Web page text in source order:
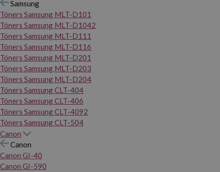
Samsung
Tóners Samsung MLT-D101
Tóners Samsung MLT-D1042
Tóners Samsung MLT-D111
Tóners Samsung MLT-D116
Tóners Samsung MLT-D201
Tóners Samsung MLT-D203
Tóners Samsung MLT-D204
Tóners Samsung CLT-404
Tóners Samsung CLT-406
Tóners Samsung CLT-4092
Tóners Samsung CLT-504
Canon
Canon
Canon GI-40
Canon GI-590